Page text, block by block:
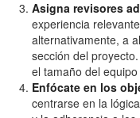
Asigna revisores
experiencia
alternativamente, a
sección del
el tamaño del
Enfócate en los
centrarse en la